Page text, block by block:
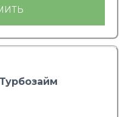
Турбозайм